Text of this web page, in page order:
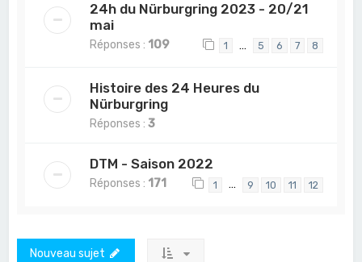
24h du Nürburgring 2023 - 20/21
mai
Réponses : 109 1 … 5 6 7 8
Histoire des 24 Heures du
Nürburgring
Réponses :3
DTM - Saison 2022
Réponses : 171 1 … 9 10 11 12
Nouveau sujet